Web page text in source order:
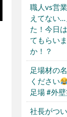
職人vs営
えてない
た！今日
てもらい
か！？
足場材の
ください
足場 #外
社長がつ